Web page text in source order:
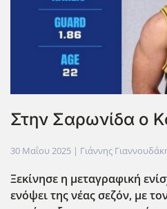
Στην Σαρωνίδα ο
30 Μαΐου 2025 | Γιάννης
Ξεκίνησε η μεταγραφική
ενόψει της νέας σεζόν, με